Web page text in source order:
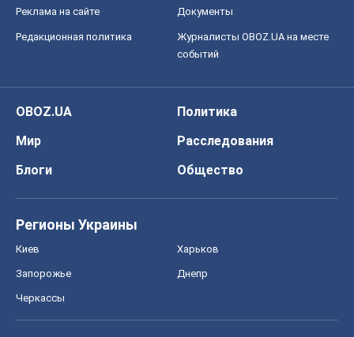
Реклама на сайте Документы
Редакционная политика
Журналисты OBOZ.UA на месте
событий
OBOZ.UA
Политика
Мир
Расследования
Блоги
Общество
Регионы Украины
Киев Харьков
Запорожье Днепр
Черкассы